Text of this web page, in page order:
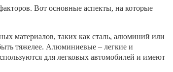
Вот основные аспекты, на которые
материалов, таких как сталь, алюминий или
тяжелее. Алюминиевые – легкие и
для легковых автомобилей и имеют